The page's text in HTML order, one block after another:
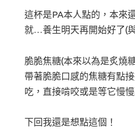
這杯是PA本人點的，本來
就…養生明天再開始好了(
脆脆焦糖(本來以為是炙燒
帶著脆脆口感的焦糖有點
吃，直接啃咬或是等它慢
下回我還是想點這個！